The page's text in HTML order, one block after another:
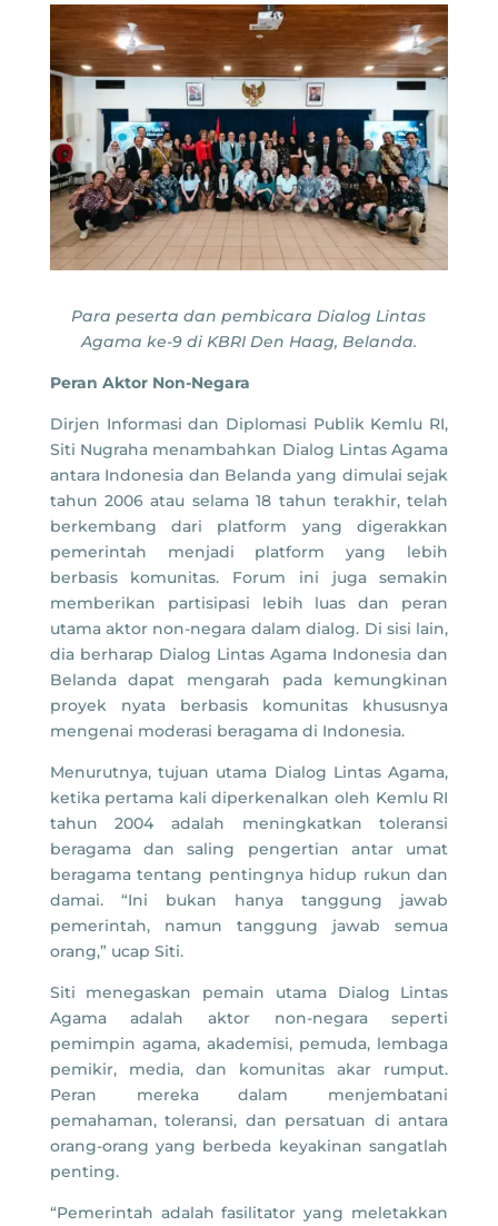
Para peserta dan pembicara Dialog Lintas
Agama ke-9 di KBRI Den Haag, Belanda.
Peran Aktor Non-Negara
Dirjen Informasi dan Diplomasi Publik Kemlu RI,
Siti Nugraha menambahkan Dialog Lintas Agama
antara Indonesia dan Belanda yang dimulai sejak
tahun 2006 atau selama 18 tahun terakhir, telah
berkembang dari platform yang digerakkan
pemerintah menjadi platform yang lebih
berbasis komunitas. Forum ini juga semakin
memberikan partisipasi lebih luas dan peran
utama aktor non-negara dalam dialog. Di sisi lain,
dia berharap Dialog Lintas Agama Indonesia dan
Belanda dapat mengarah pada kemungkinan
proyek nyata berbasis komunitas khususnya
mengenai moderasi beragama di Indonesia.
Menurutnya, tujuan utama Dialog Lintas Agama,
ketika pertama kali diperkenalkan oleh Kemlu RI
tahun 2004 adalah meningkatkan toleransi
beragama dan saling pengertian antar umat
beragama tentang pentingnya hidup rukun dan
damai. “Ini bukan hanya tanggung jawab
pemerintah, namun tanggung jawab semua
orang,” ucap Siti.
Siti menegaskan pemain utama Dialog Lintas
Agama adalah aktor non-negara seperti
pemimpin agama, akademisi, pemuda, lembaga
pemikir, media, dan komunitas akar rumput.
Peran mereka dalam menjembatani
pemahaman, toleransi, dan persatuan di antara
orang-orang yang berbeda keyakinan sangatlah
penting.
“Pemerintah adalah fasilitator yang meletakkan